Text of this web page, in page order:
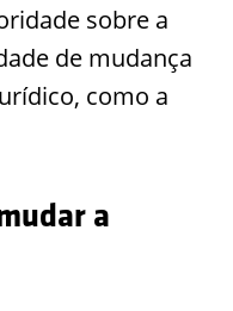
sobre a
de mudança
como a
a